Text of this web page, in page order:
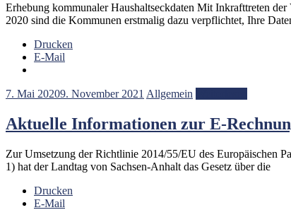
Erhebung kommunaler Haushaltseckdaten Mit Inkrafttreten
2020 sind die Kommunen erstmalig dazu verpflichtet, Ihre
Drucken
E-Mail
7. Mai 20209. November 2021 Allgemein
Aktuelle Informationen zur E-
Zur Umsetzung der Richtlinie 2014/55/EU des Europäischen
1) hat der Landtag von Sachsen-Anhalt das Gesetz über die
Drucken
E-Mail